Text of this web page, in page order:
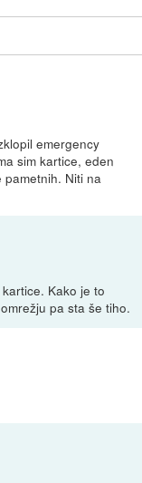
emergency
sim kartice, eden
Niti na
Kako je to
pa sta še tiho.